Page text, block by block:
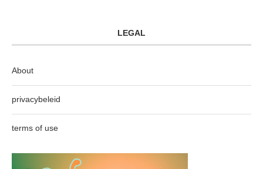
LEGAL
About
privacybeleid
terms of use